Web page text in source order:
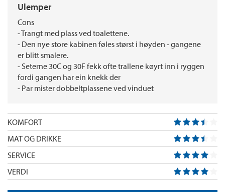
Ulemper
Cons
- Trangt med plass ved toalettene.
- Den nye store kabinen føles størst i høyden - gangene
er blitt smalere.
- Seterne 30C og 30F fekk ofte trallene køyrt inn i ryggen
fordi gangen har ein knekk der
- Par mister dobbeltplassene ved vinduet
KOMFORT
MAT OG DRIKKE
SERVICE
VERDI